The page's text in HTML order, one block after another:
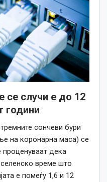
се случи е до 12
години
сончеви бури
на коронарна маса) се
проценуваат дека
време што
е помеѓу 1,6 и 12